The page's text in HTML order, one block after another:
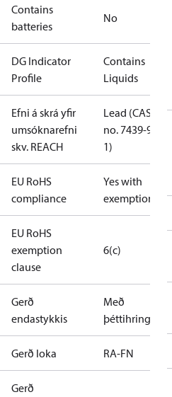
Contains
batteries
No
DG Indicator
Profile
Contains
Liquids
Efni á skrá yfir
umsóknarefni
skv. REACH
Lead (CAS
no. 7439-92-
1)
EU RoHS
compliance
Yes with
exemptions
EU RoHS
exemption
clause
6(c)
Gerð
endastykkis
Með
þéttihring
Gerð loka RA-FN
Gerð